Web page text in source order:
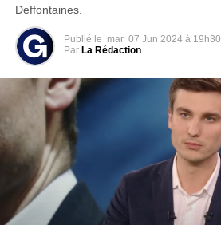
Deffontaines.
Publié le mar 07 Jun 2024 à 19h30
Par La Rédaction